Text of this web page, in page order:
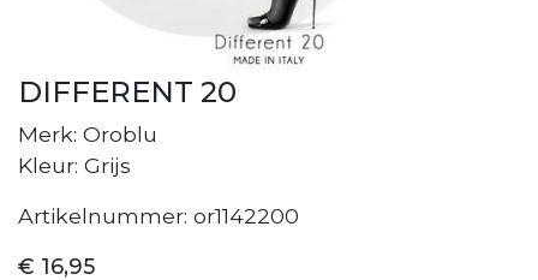
DIFFERENT 20
Merk: Oroblu
Kleur: Grijs
Artikelnummer: or1142200
€ 16,95